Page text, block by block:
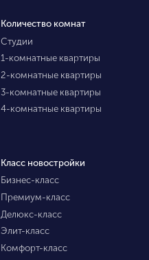
Количество комнат
Студии
1-комнатные квартиры
2-комнатные квартиры
3-комнатные квартиры
4-комнатные квартиры
Класс новостройки
Бизнес-класс
Премиум-класс
Делюкс-класс
Элит-класс
Комфорт-класс